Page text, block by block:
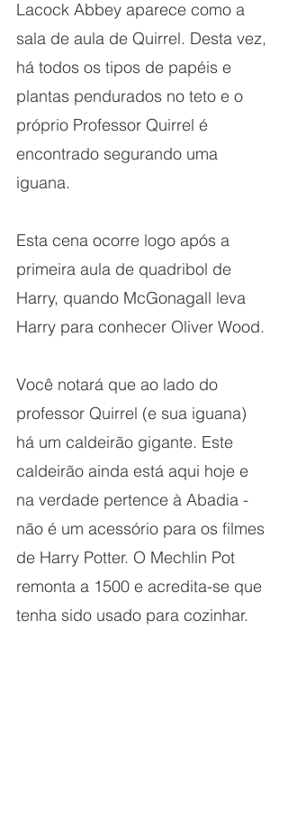
Lacock Abbey aparece como a
sala de aula de Quirrel. Desta vez,
há todos os tipos de papéis e
plantas pendurados no teto e o
próprio Professor Quirrel é
encontrado segurando uma
iguana.
Esta cena ocorre logo após a
primeira aula de quadribol de
Harry, quando McGonagall leva
Harry para conhecer Oliver Wood.
Você notará que ao lado do
professor Quirrel (e sua iguana)
há um caldeirão gigante. Este
caldeirão ainda está aqui hoje e
na verdade pertence à Abadia -
não é um acessório para os filmes
de Harry Potter. O Mechlin Pot
remonta a 1500 e acredita-se que
tenha sido usado para cozinhar.